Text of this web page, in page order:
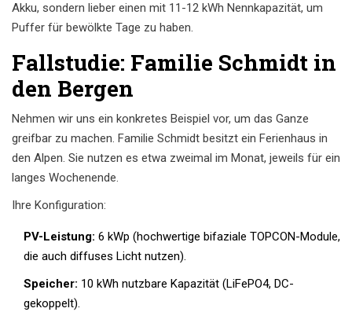
Akku, sondern lieber einen mit 11-12 kWh Nennkapazität, um
Puffer für bewölkte Tage zu haben.
Fallstudie: Familie Schmidt in
den Bergen
Nehmen wir uns ein konkretes Beispiel vor, um das Ganze
greifbar zu machen. Familie Schmidt besitzt ein Ferienhaus in
den Alpen. Sie nutzen es etwa zweimal im Monat, jeweils für ein
langes Wochenende.
Ihre Konfiguration:
PV-Leistung: 6 kWp (hochwertige bifaziale TOPCON-Module,
die auch diffuses Licht nutzen).
Speicher: 10 kWh nutzbare Kapazität (LiFePO4, DC-
gekoppelt).